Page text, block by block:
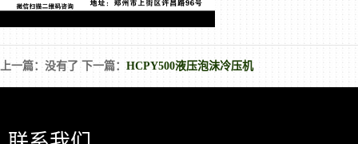
上一篇：没有了 下一篇： HCPY500液压泡沫冷压机